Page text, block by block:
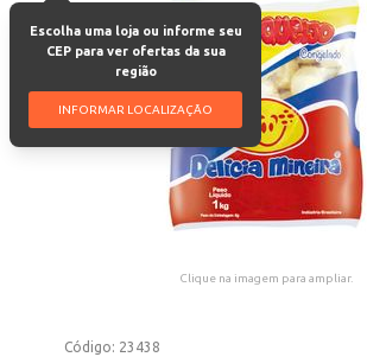
Escolha uma loja ou informe seu
CEP para ver ofertas da sua
região
INFORMAR LOCALIZAÇÃO
Clique na imagem para ampliar.
Código: 23438